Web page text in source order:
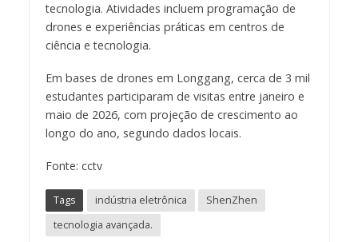
tecnologia. Atividades incluem programação de
drones e experiências práticas em centros de
ciência e tecnologia.
Em bases de drones em Longgang, cerca de 3 mil
estudantes participaram de visitas entre janeiro e
maio de 2026, com projeção de crescimento ao
longo do ano, segundo dados locais.
Fonte: cctv
Tags indústria eletrônica
ShenZhen
tecnologia avançada.